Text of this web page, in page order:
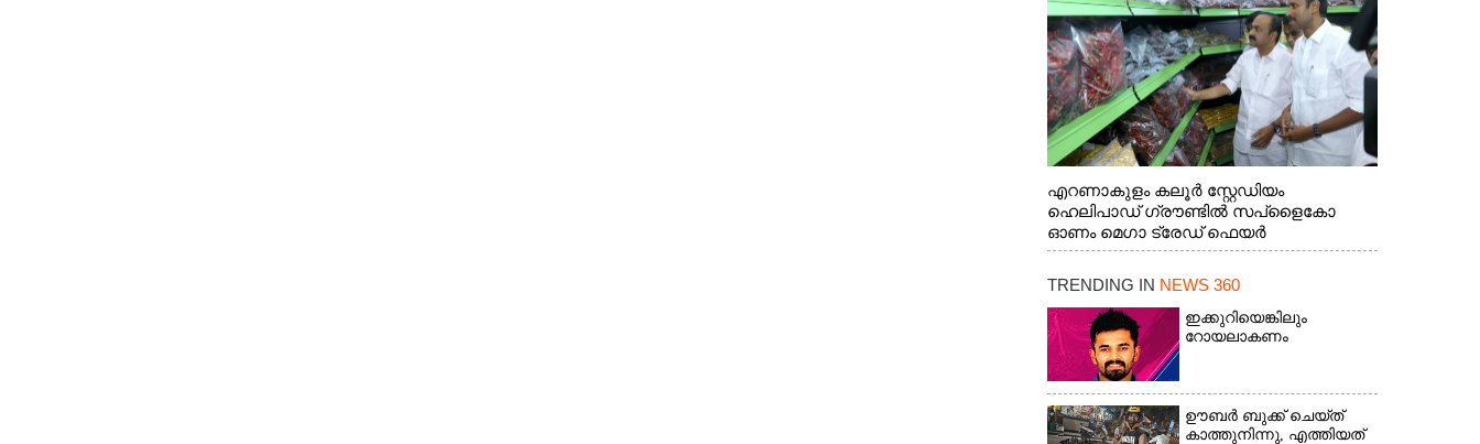
എറണാകുളം കലൂർ സ്റ്റേഡിയം
ഹെലിപാഡ് ഗ്രൗണ്ടിൽ സപ്ളൈകോ
ഓണം മെഗാ ട്രേഡ് ഫെയർ
സംസ്ഥാനതല ഉദ്ഘാടനം നിർവഹിച്ച്
സതീശൻ. മന്ത്രി അനൂപ് ജേക്കബ് സമീപം
TRENDING IN NEWS 360
ഇക്കുറിയെങ്കിലും
റോയലാകണം
ഊബർ ബുക്ക് ചെയ്‌ത്
കാത്തുനിന്നു,​ എത്തിയത്